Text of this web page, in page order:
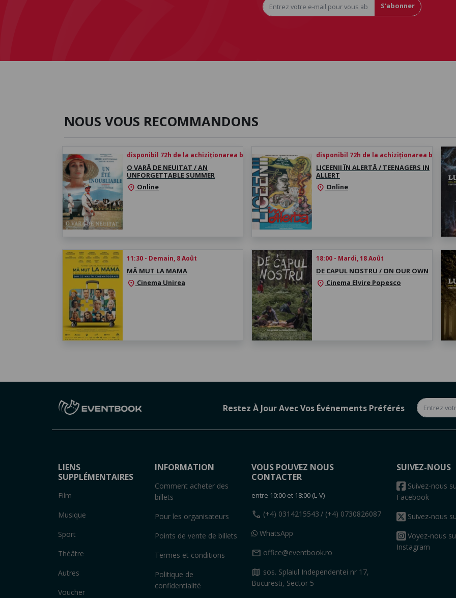
S'abonner
NOUS VOUS RECOMMANDONS
disponibil 72h de la achiziționarea biletului
O VARĂ DE NEUITAT / AN
UNFORGETTABLE SUMMER
location_on Online
disponibil 72h de la achiziționarea biletului
LICEENII ÎN ALERTĂ / TEENAGERS IN
ALLERT
location_on Online
11:30 - Demain, 8 Août
MĂ MUT LA MAMA
location_on Cinema Unirea
18:00 - Mardi, 18 Août
DE CAPUL NOSTRU / ON OUR OWN
location_on Cinema Elvire Popesco
Restez À Jour Avec Vos Événements Préférés
LIENS
SUPPLÉMENTAIRES
Film
Musique
Sport
Théâtre
Autres
Voucher
INFORMATION
Comment acheter des
billets
Pour les organisateurs
Points de vente de billets
Termes et conditions
Politique de
confidentialité
VOUS POUVEZ NOUS
CONTACTER
entre 10:00 et 18:00 (L-V)
call (+4) 0314215543 / (+4) 0730826087
WhatsApp
mail office@eventbook.ro
map sos. Splaiul Independentei nr 17,
Bucuresti, Sector 5
SUIVEZ-NOUS
Suivez-nous
Facebook
Suivez-nous
Voyez-nous
Instagram